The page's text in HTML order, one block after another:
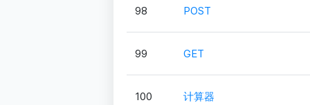
98 POST
99 GET
100 计算器